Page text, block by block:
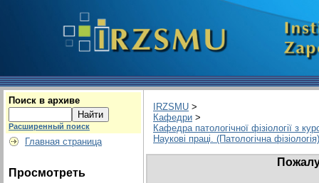
Поиск в архиве
Расширенный поиск
Главная страница
Просмотреть
IRZSMU >
Кафедри >
Кафедра патологічної фізіології з
Наукові праці. (Патологічна фізіологія)